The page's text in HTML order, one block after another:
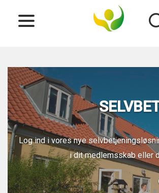
Log ind i vores nye
i dit medlemsskab eller